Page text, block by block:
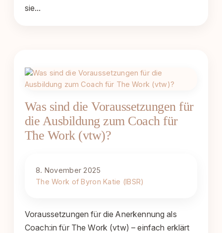
sie…
Was sind die Voraussetzungen für
die Ausbildung zum Coach für
The Work (vtw)?
8. November 2025
The Work of Byron Katie (IBSR)
Voraussetzungen für die Anerkennung als
Coach:in für The Work (vtw) – einfach erklärt